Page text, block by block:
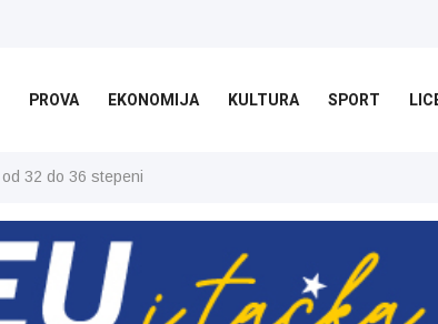
PROVA EKONOMIJA KULTURA SPORT
32 do 36 stepeni